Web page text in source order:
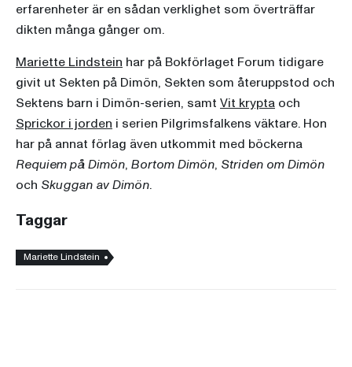
erfarenheter är en sådan verklighet som överträffar
dikten många gånger om.
Mariette Lindstein har på Bokförlaget Forum tidigare
givit ut Sekten på Dimön, Sekten som återuppstod och
Sektens barn i Dimön-serien, samt Vit krypta och
Sprickor i jorden i serien Pilgrimsfalkens väktare. Hon
har på annat förlag även utkommit med böckerna
Requiem på Dimön, Bortom Dimön, Striden om Dimön
och Skuggan av Dimön.
Taggar
Mariette Lindstein